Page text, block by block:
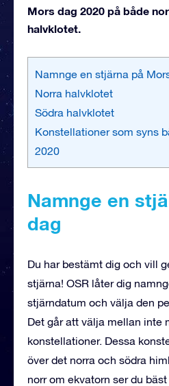
Mors dag 2020 på både
halvklotet.
Namnge en stjärna på
Norra halvklotet
Södra halvklotet
Konstellationer som syns
2020
Namnge en
dag
Du har bestämt dig och vill
stjärna! OSR låter dig
stjärndatum och välja den
Det går att välja mellan inte
konstellationer. Dessa
över det norra och södra
norr om ekvatorn ser du